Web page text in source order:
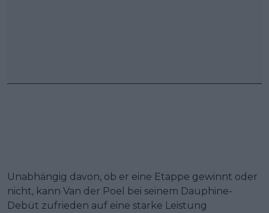
Unabhängig davon, ob er eine Etappe gewinnt oder
nicht, kann Van der Poel bei seinem Dauphine-
Debüt zufrieden auf eine starke Leistung